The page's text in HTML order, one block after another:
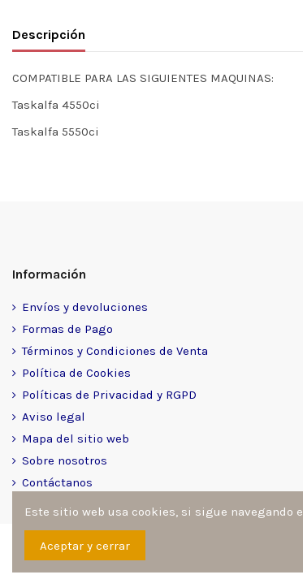
Descripción
COMPATIBLE PARA LAS SIGUIENTES MAQUINAS:
Taskalfa 4550ci
Taskalfa 5550ci
Información
Envíos y devoluciones
Formas de Pago
Términos y Condiciones de Venta
Política de Cookies
Políticas de Privacidad y RGPD
Aviso legal
Mapa del sitio web
Sobre nosotros
Contáctanos
Sitio desarrollado y diseñado por
reservados por architoner.com
Este sitio web usa cookies, si sigue navegando
Aceptar y cerrar